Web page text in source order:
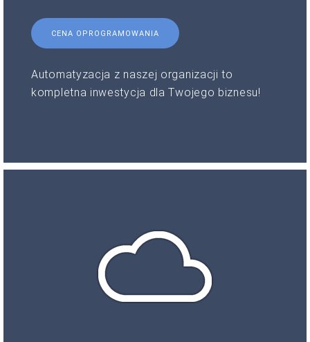
CENA OPROGRAMOWANIA
Automatyzacja z naszej organizacji to
kompletna inwestycja dla Twojego biznesu!